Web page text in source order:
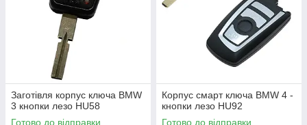
Заготівля корпус ключа BMW
3 кнопки лезо HU58
Готово до відправки
Корпус смарт ключа BMW 4 -
кнопки лезо HU92
Готово до відправки